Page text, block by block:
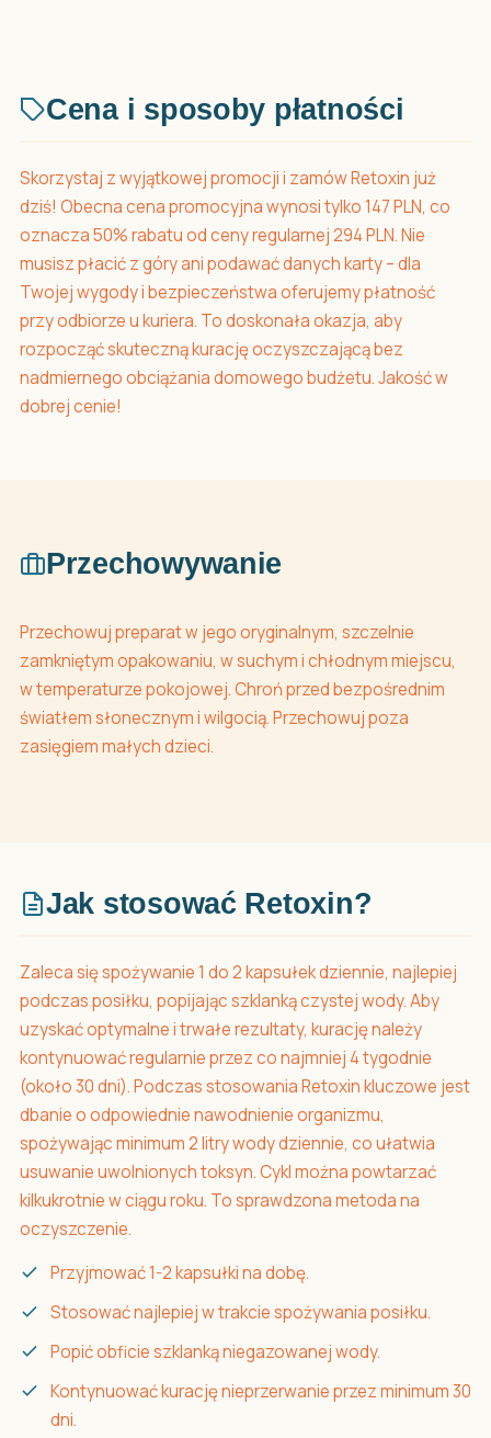
Cena i sposoby płatności
Skorzystaj z wyjątkowej promocji i zamów Retoxin już
dziś! Obecna cena promocyjna wynosi tylko 147 PLN, co
oznacza 50% rabatu od ceny regularnej 294 PLN. Nie
musisz płacić z góry ani podawać danych karty – dla
Twojej wygody i bezpieczeństwa oferujemy płatność
przy odbiorze u kuriera. To doskonała okazja, aby
rozpocząć skuteczną kurację oczyszczającą bez
nadmiernego obciążania domowego budżetu. Jakość w
dobrej cenie!
Przechowywanie
Przechowuj preparat w jego oryginalnym, szczelnie
zamkniętym opakowaniu, w suchym i chłodnym miejscu,
w temperaturze pokojowej. Chroń przed bezpośrednim
światłem słonecznym i wilgocią. Przechowuj poza
zasięgiem małych dzieci.
Jak stosować Retoxin?
Zaleca się spożywanie 1 do 2 kapsułek dziennie, najlepiej
podczas posiłku, popijając szklanką czystej wody. Aby
uzyskać optymalne i trwałe rezultaty, kurację należy
kontynuować regularnie przez co najmniej 4 tygodnie
(około 30 dni). Podczas stosowania Retoxin kluczowe jest
dbanie o odpowiednie nawodnienie organizmu,
spożywając minimum 2 litry wody dziennie, co ułatwia
usuwanie uwolnionych toksyn. Cykl można powtarzać
kilkukrotnie w ciągu roku. To sprawdzona metoda na
oczyszczenie.
Przyjmować 1-2 kapsułki na dobę.
Stosować najlepiej w trakcie spożywania posiłku.
Popić obficie szklanką niegazowanej wody.
Kontynuować kurację nieprzerwanie przez minimum 30
dni.